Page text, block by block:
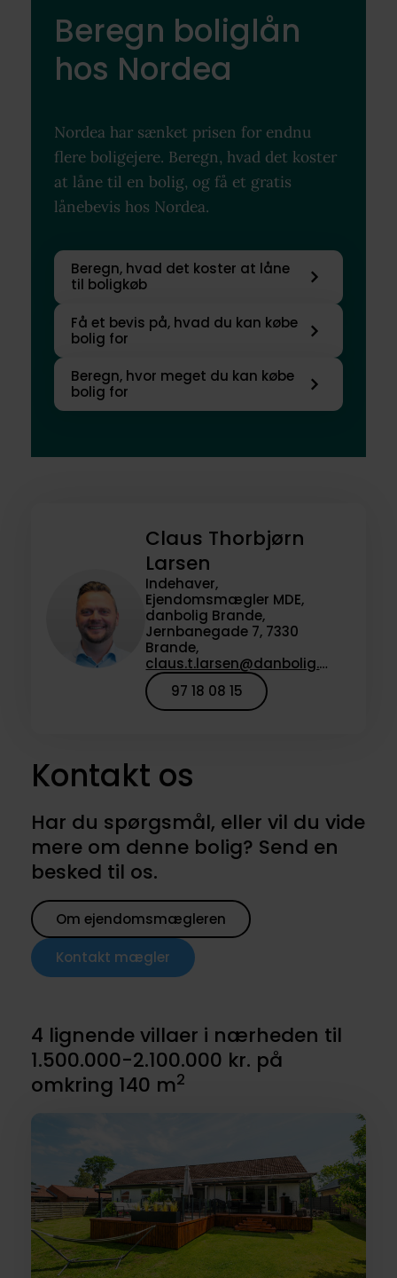
Beregn boliglån
hos Nordea
Nordea har sænket prisen for endnu
flere boligejere. Beregn, hvad det koster
at låne til en bolig, og få et gratis
lånebevis hos Nordea.
Beregn, hvad det koster at låne
til boligkøb
Få et bevis på, hvad du kan købe
bolig for
Beregn, hvor meget du kan købe
bolig for
Claus Thorbjørn
Larsen
Indehaver,
Ejendomsmægler MDE,
danbolig Brande,
Jernbanegade 7, 7330
Brande,
claus.t.larsen@danbolig.dk
97 18 08 15
Kontakt os
Har du spørgsmål, eller vil du vide
mere om denne bolig? Send en
besked til os.
Om ejendomsmægleren
Kontakt mægler
4 lignende villaer i nærheden til
1.500.000-2.100.000 kr. på
omkring 140 m2